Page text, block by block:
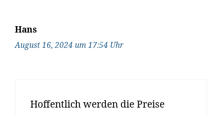
Hans
August 16, 2024 um 17:54 Uhr
Hoffentlich werden die Preise